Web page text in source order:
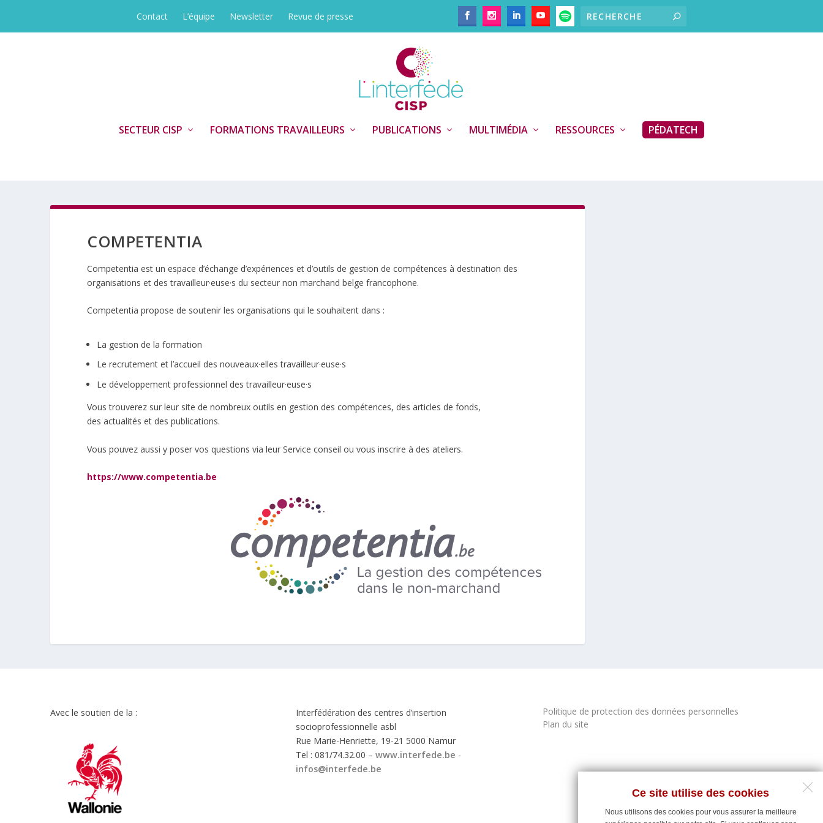
Ce site utilise des cookies
Nous utilisons des cookies pour vous assurer la meilleure
Contact L’équipe Newsletter Revue de presse
SECTEUR CISP FORMATIONS TRAVAILLEURS PUBLICATIONS MULTIMÉDIA RESSOURCES PÉDATECH
COMPETENTIA
Competentia est un espace d’échange d’expériences et d’outils de gestion de compétences à destination des
organisations et des travailleur·euse·s du secteur non marchand belge francophone.
Competentia propose de soutenir les organisations qui le souhaitent dans :
La gestion de la formation
Le recrutement et l’accueil des nouveaux·elles travailleur·euse·s
Le développement professionnel des travailleur·euse·s
Vous trouverez sur leur site de nombreux outils en gestion des compétences, des articles de fonds,
des actualités et des publications.
Vous pouvez aussi y poser vos questions via leur Service conseil ou vous inscrire à des ateliers.
https://www.competentia.be
Avec le soutien de la :
Interfédération des centres d’insertion
socioprofessionnelle asbl
Rue Marie-Henriette, 19-21 5000 Namur
Tel : 081/74.32.00 –www.interfede.be -
infos@interfede.be
Politique de protection des données personnelles
Plan du site